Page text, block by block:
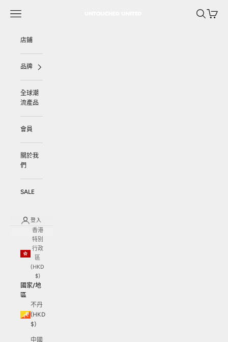
選單 搜尋購物車
店鋪
品牌
全球潮
流產品
會員
關於我
們
SALE
登入
香港
特別
行政
區
(HKD
$)
國家/地
區
不丹
(HKD
$)
中國